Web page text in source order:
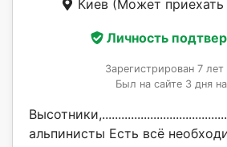
Киев (Может приехать
Личность
Зарегистрирован 7 лет
Был на сайте 3 дня
альпинисты Есть всё